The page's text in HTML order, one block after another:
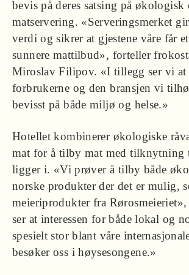
bevis på deres satsing på
matservering. «Serveringsmerket
verdi og sikrer at gjestene våre får
sunnere mattilbud», forteller
Miroslav Filipov. «I tillegg ser vi at
forbrukerne og den bransjen vi
bevisst på både miljø og helse.»
Hotellet kombinerer økologiske
mat for å tilby mat med tilknytning
ligger i. «Vi prøver å tilby både
norske produkter der det er mulig,
meieriprodukter fra
ser at interessen for både lokal og
spesielt stor blant våre
besøker oss i høysesongene.»